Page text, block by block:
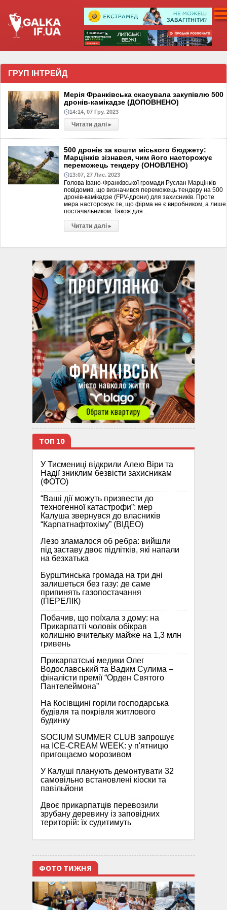
ГРУП ІНТРЕЙД
Мерія Франківська скасувала закупівлю 500
дронів-камікадзе (ДОПОВНЕНО)
14:14, 07 Гру. 2023
Читати далі ▸
500 дронів за кошти міського бюджету:
Марцінків зізнався, чим його насторожує
переможець тендеру (ОНОВЛЕНО)
13:07, 27 Лис. 2023
Голова Івано-Франківської громади Руслан Марцінків
повідомив, що визначився переможець тендеру на 500
дронів-камікадзе (FPV-дрони) для захисників. Проте
мера насторожує те, що фірма не є виробником, а лише
постачальником. Також для…
Читати далі ▸
ТОП 10
У Тисмениці відкрили Алею Віри та
Надії зниклим безвісти захисникам
(ФОТО)
“Ваші дії можуть призвести до
техногенної катастрофи”: мер
Калуша звернувся до власників
“Карпатнафтохіму” (ВІДЕО)
Лезо зламалося об ребра: вийшли
під заставу двоє підлітків, які напали
на безхатька
Бурштинська громада на три дні
залишеться без газу: де саме
припинять газопостачання
(ПЕРЕЛІК)
Побачив, що поїхала з дому: на
Прикарпатті чоловік обікрав
колишню вчительку майже на 1,3 млн
гривень
Прикарпатські медики Олег
Водославський та Вадим Сулима –
фіналісти премії “Орден Святого
Пантелеймона”
На Косівщині горіли господарська
будівля та покрівля житлового
будинку
SOCIUM SUMMER CLUB запрошує
на ICE-CREAM WEEK: у п'ятницю
пригощаємо морозивом
У Калуші планують демонтувати 32
самовільно встановлені кіоски та
павільйони
Двоє прикарпатців перевозили
зрубану деревину із заповідних
територій: їх судитимуть
ФОТО ТИЖНЯ